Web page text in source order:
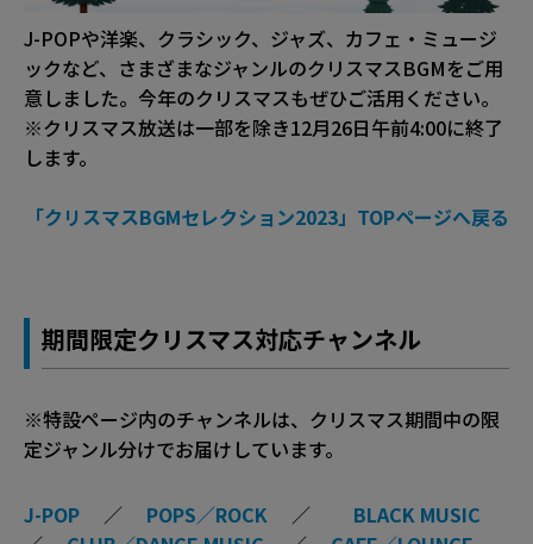
J-POPや洋楽、クラシック、ジャズ、カフェ・ミュージ
ックなど、さまざまなジャンルのクリスマスBGMをご用
意しました。今年のクリスマスもぜひご活用ください。
※クリスマス放送は一部を除き12月26日午前4:00に終了
します。
「クリスマスBGMセレクション2023」TOPページへ戻る
期間限定クリスマス対応チャンネル
※特設ページ内のチャンネルは、クリスマス期間中の限
定ジャンル分けでお届けしています。
J-POP ／ POPS／ROCK ／ BLACK MUSIC